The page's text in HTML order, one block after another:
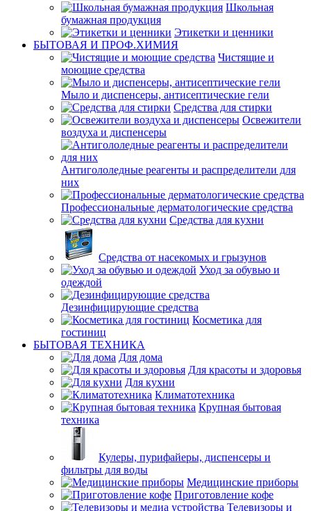
Школьная
бумажная продукция
Этикетки и ценники
БЫТОВАЯ И ПРОФ.ХИМИЯ
Чистящие и
моющие средства
Мыло и диспенсеры, антисептические гели
Средства для стирки
Освежители
воздуха и диспенсеры
Антигололедные реагенты и распределители для
них
Профессиональные дерматологические средства
Средства для кухни
Средства от насекомых и грызунов
Уход за обувью и
одеждой
Дезинфицирующие средства
Косметика для
гостиниц
БЫТОВАЯ ТЕХНИКА
Для дома
Для красоты и здоровья
Для кухни
Климатотехника
Крупная бытовая
техника
Кулеры, пурифайеры, диспенсеры и
фильтры для воды
Медицинские приборы
Приготовление кофе
Телевизоры и